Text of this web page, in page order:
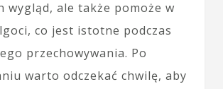
wygląd, ale także pomoże w
co jest istotne podczas
przechowywania. Po
warto odczekać chwilę, aby